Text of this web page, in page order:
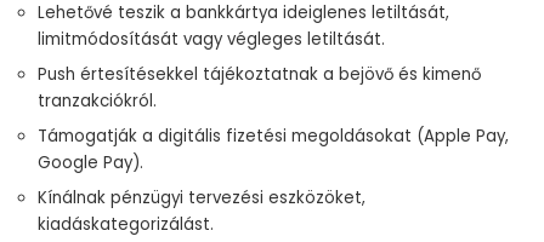
Lehetővé teszik a bankkártya ideiglenes letiltását,
limitmódosítását vagy végleges letiltását.
Push értesítésekkel tájékoztatnak a bejövő és kimenő
tranzakciókról.
Támogatják a digitális fizetési megoldásokat (Apple Pay,
Google Pay).
Kínálnak pénzügyi tervezési eszközöket,
kiadáskategorizálást.